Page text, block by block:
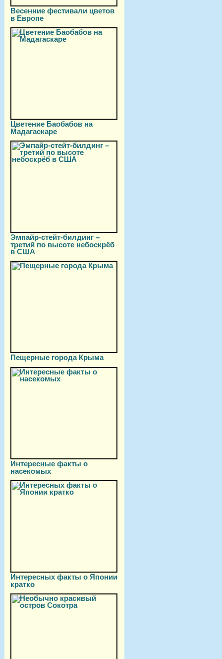
Весенние фестивали цветов
в Европе
Цветение Баобабов на
Мадагаскаре
Эмпайр-стейт-билдинг –
третий по высоте небоскрёб
в США
Пещерные города Крыма
Интересные факты о
насекомых
Интересных факты о Японии
кратко